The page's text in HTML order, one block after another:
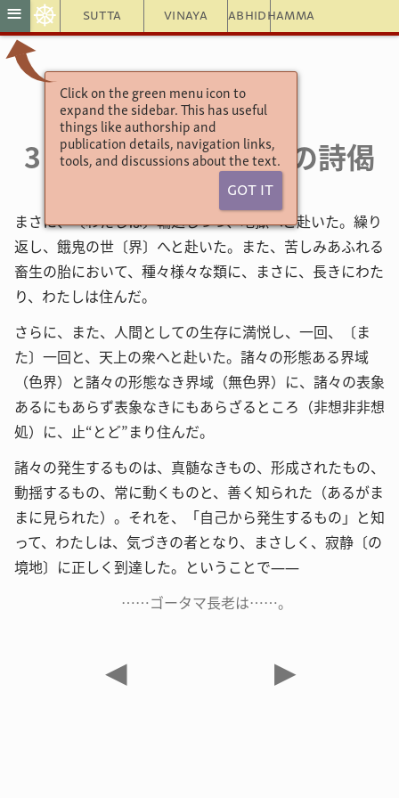
Sutta Vinaya Abhidhamma
≡ ☸
Click on the green menu icon to
expand the sidebar. This has useful
things like authorship and
publication details, navigation links,
tools, and discussions about the text.
Got It
>小部経典
８ テーラガーター
3．14. ゴータマ長老の詩偈
まさに、〔わたしは〕輪廻しつつ、地獄へと赴いた。繰り
返し、餓鬼の世〔界〕へと赴いた。また、苦しみあふれる
畜生の胎において、種々様々な類に、まさに、長きにわた
り、わたしは住んだ。
さらに、また、人間としての生存に満悦し、一回、〔ま
た〕一回と、天上の衆へと赴いた。諸々の形態ある界域
（色界）と諸々の形態なき界域（無色界）に、諸々の表象
あるにもあらず表象なきにもあらざるところ（非想非非想
処）に、止“とど”まり住んだ。
諸々の発生するものは、真髄なきもの、形成されたもの、
動揺するもの、常に動くものと、善く知られた（あるがま
まに見られた）。それを、「自己から発生するもの」と知
って、わたしは、気づきの者となり、まさしく、寂静〔の
境地〕に正しく到達した。ということで――
……ゴータマ長老は……。
◀ ▶